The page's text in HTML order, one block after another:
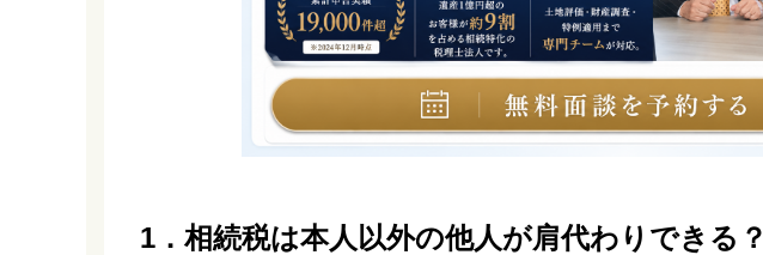
1．相続税は本人以外の他人が肩代わりできる？